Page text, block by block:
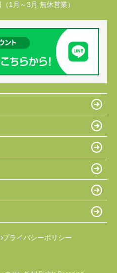
1月～3月 無休営業）
プライバシーポリシー